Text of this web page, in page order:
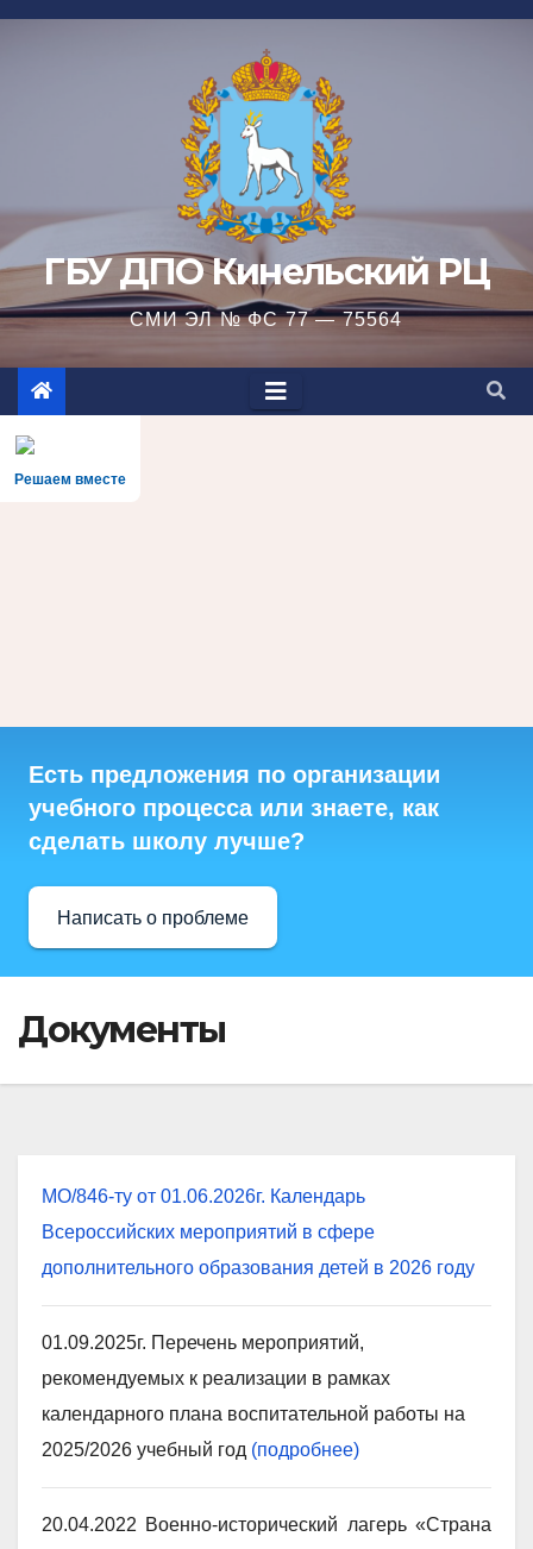
Перейти
ГБУ ДПО Кинельский РЦ
СМИ ЭЛ № ФС 77 — 75564
Решаем вместе
Есть предложения по организации
учебного процесса или знаете, как
сделать школу лучше?
Написать о проблеме
Документы
МО/846-ту от 01.06.2026г. Календарь
Всероссийских мероприятий в сфере
дополнительного образования детей в 2026 году
01.09.2025г. Перечень мероприятий,
рекомендуемых к реализации в рамках
календарного плана воспитательной работы на
2025/2026 учебный год (подробнее)
20.04.2022 Военно-исторический лагерь «Страна